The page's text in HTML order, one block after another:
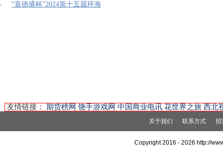
“喜德盛杯”2024第十五届环海
友情链接： 期货榜网 饶手游戏网 中国商业电讯 花世界之旅 西北
关于我们 联系方式 招
Copyright 2016 - 2026 http://